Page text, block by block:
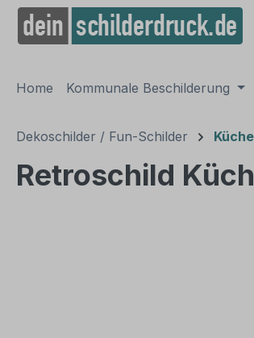
Zur Hauptnavigation springen
Home Kommunale Beschilderung
Dekoschilder / Fun-Schilder
Retroschild